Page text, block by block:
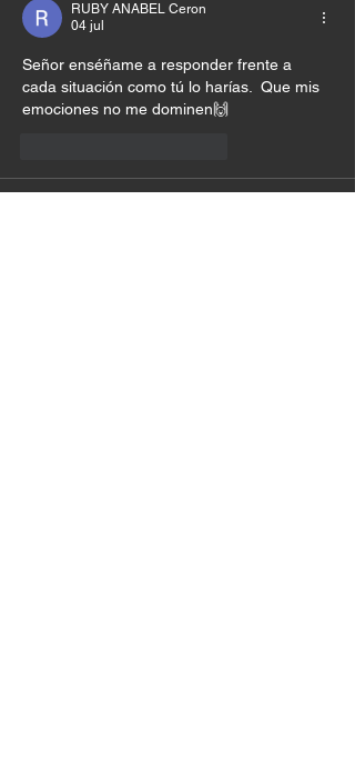
RUBY ANABEL Ceron
04 jul
Señor enséñame a responder frente a
cada situación como tú lo harías.  Que mis
emociones no me dominen🙌